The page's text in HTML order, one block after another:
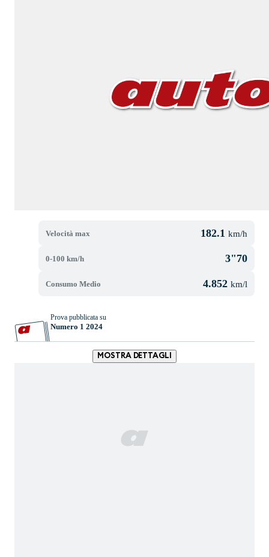
Velocità max 182.1 km/h
0-100 km/h 3"70
Consumo Medio 4.852 km/l
Prova pubblicata su
Numero 1 2024
MOSTRA DETTAGLI